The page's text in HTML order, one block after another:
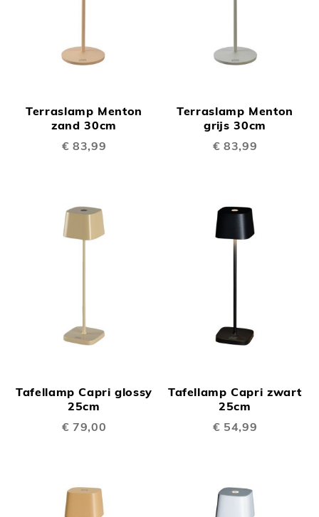
Terraslamp Menton
zand 30cm
€ 83,99
Terraslamp Menton
grijs 30cm
€ 83,99
Tafellamp Capri glossy
25cm
€ 79,00
Tafellamp Capri zwart
25cm
€ 54,99